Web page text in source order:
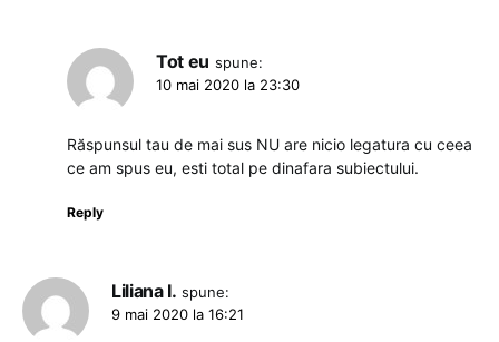
Tot eu spune:
10 mai 2020 la 23:30
Răspunsul tau de mai sus NU are nicio legatura cu ceea
ce am spus eu, esti total pe dinafara subiectului.
Reply
Liliana I. spune:
9 mai 2020 la 16:21